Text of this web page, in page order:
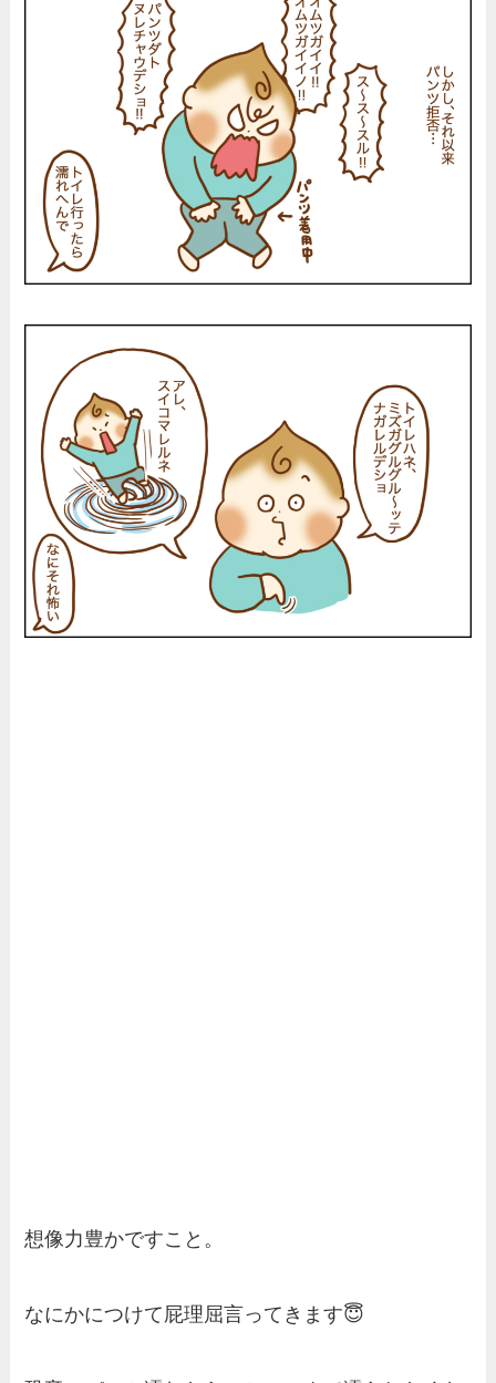
想像力豊かですこと。
なにかにつけて屁理屈言ってきます😇